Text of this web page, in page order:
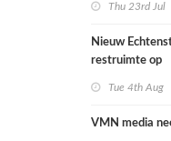
Thu 23rd Jul
Nieuw
restruimte op
Tue 4th Aug
VMN media